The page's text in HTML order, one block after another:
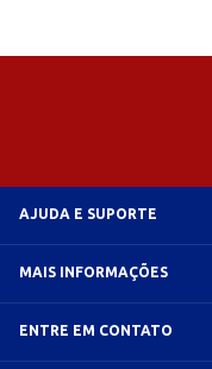
AJUDA E SUPORTE
MAIS INFORMAÇÕES
ENTRE EM CONTATO